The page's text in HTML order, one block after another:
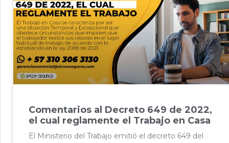
Comentarios al Decreto 649 de 2022,
el cual reglamente el Trabajo en Casa
El Ministerio del Trabajo emitió el decreto 649 del